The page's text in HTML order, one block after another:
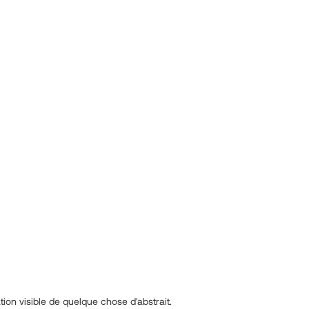
visible de quelque chose d'abstrait.